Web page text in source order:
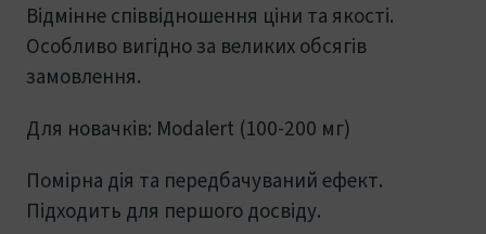
Відмінне співвідношення ціни та якості.
Особливо вигідно за великих обсягів
замовлення.
Для новачків: Modalert (100-200 мг)
Помірна дія та передбачуваний ефект.
Підходить для першого досвіду.